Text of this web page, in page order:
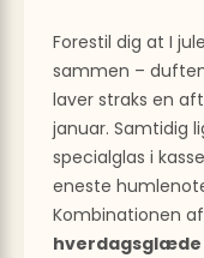
Forestil dig at I
sammen –
laver straks en
januar. Samtidig
specialglas i
eneste
Kombinationen af
hverdagsglæde